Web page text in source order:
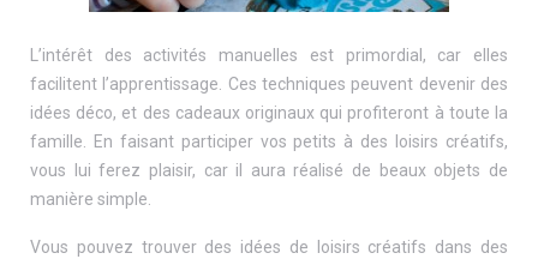
L’intérêt des activités manuelles est primordial, car elles
facilitent l’apprentissage. Ces techniques peuvent devenir des
idées déco, et des cadeaux originaux qui profiteront à toute la
famille. En faisant participer vos petits à des loisirs créatifs,
vous lui ferez plaisir, car il aura réalisé de beaux objets de
manière simple.
Vous pouvez trouver des idées de loisirs créatifs dans des